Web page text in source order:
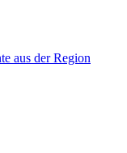
aus der Region